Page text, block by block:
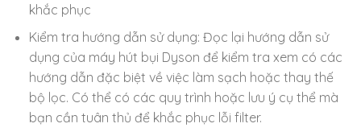
khắc phục
Kiểm tra hướng dẫn sử dụng: Đọc lại hướng dẫn sử
dụng của máy hút bụi Dyson để kiểm tra xem có các
hướng dẫn đặc biệt về việc làm sạch hoặc thay thế
bộ lọc. Có thể có các quy trình hoặc lưu ý cụ thể mà
bạn cần tuân thủ để khắc phục lỗi filter.